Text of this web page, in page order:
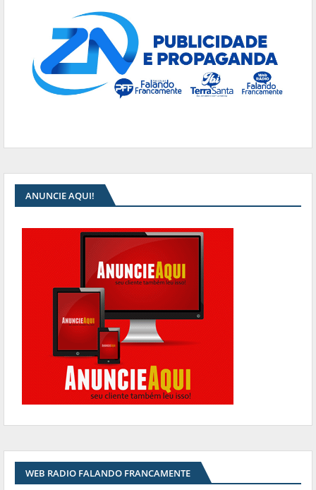
ANUNCIE AQUI!
WEB RADIO FALANDO FRANCAMENTE